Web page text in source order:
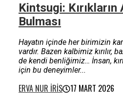
Kintsugi: Kırıkların
Bulması
Hayatın içinde her birimizin
vardır. Bazen kalbimiz kırılır,
de kendi benliğimiz… İnsan,
için bu deneyimler...
ERVA NUR İRIS 17 MART 2026